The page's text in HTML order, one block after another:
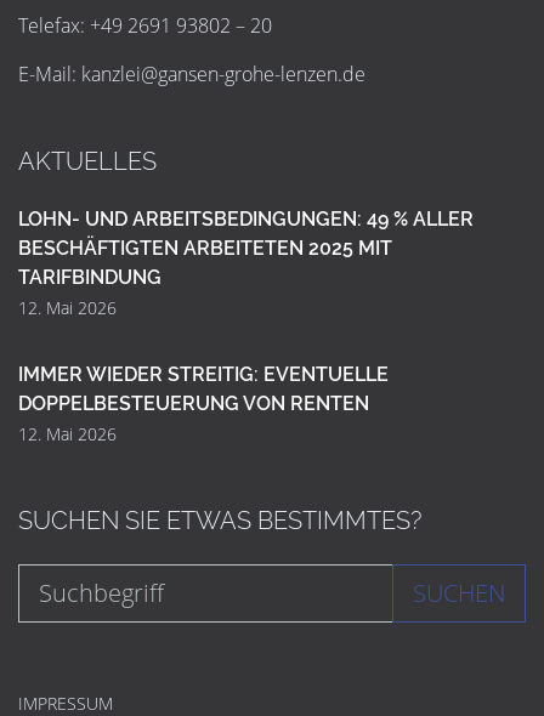
Telefax: +49 2691 93802 – 20
E-Mail: kanzlei@gansen-grohe-lenzen.de
AKTUELLES
LOHN- UND ARBEITSBEDINGUNGEN: 49 % ALLER
BESCHÄFTIGTEN ARBEITETEN 2025 MIT
TARIFBINDUNG
12. Mai 2026
IMMER WIEDER STREITIG: EVENTUELLE
DOPPELBESTEUERUNG VON RENTEN
12. Mai 2026
SUCHEN SIE ETWAS BESTIMMTES?
SUCHEN
IMPRESSUM